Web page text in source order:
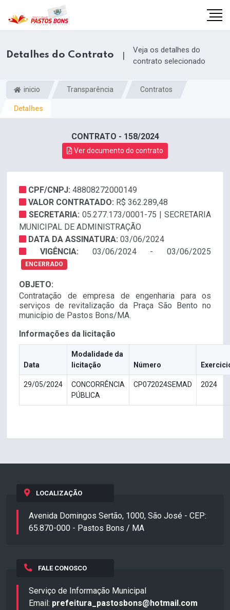
Detalhes do Contrato |
Veja os detalhes do
contrato selecionado
inicio Transparência Contratos
Detalhes
CONTRATO - 158/2024
Ver documento do contrato
CPF/CNPJ: 48808272000149
VALOR CONTRATADO: R$ 362.289,48
SECRETARIA: 05.277.173/0001-75 | SECRETARIA
MUNICIPAL DE ADMINISTRAÇÃO
DATA DA ASSINATURA: 03/06/2024
VIGÊNCIA: 03/06/2024 - 03/06/2025
ENCERRADO
OBJETO:
Contratação de empresa de engenharia para os
serviços de revitalização da Praça São Bento no
município de Pastos Bons/MA.
Informações da licitação
Data
Modalidade da
licitação
Número
29/05/2024
CONCORRÊNCIA
PÚBLICA
CP072024SEMAD 2024
LOCALIZAÇÃO
Avenida Domingos Sertão, 1000, São José - CEP:
65.870-000 - Pastos Bons / MA
FALE CONOSCO
Serviço de Informação Municipal
Email: prefeitura_pastosbons@hotmail.com